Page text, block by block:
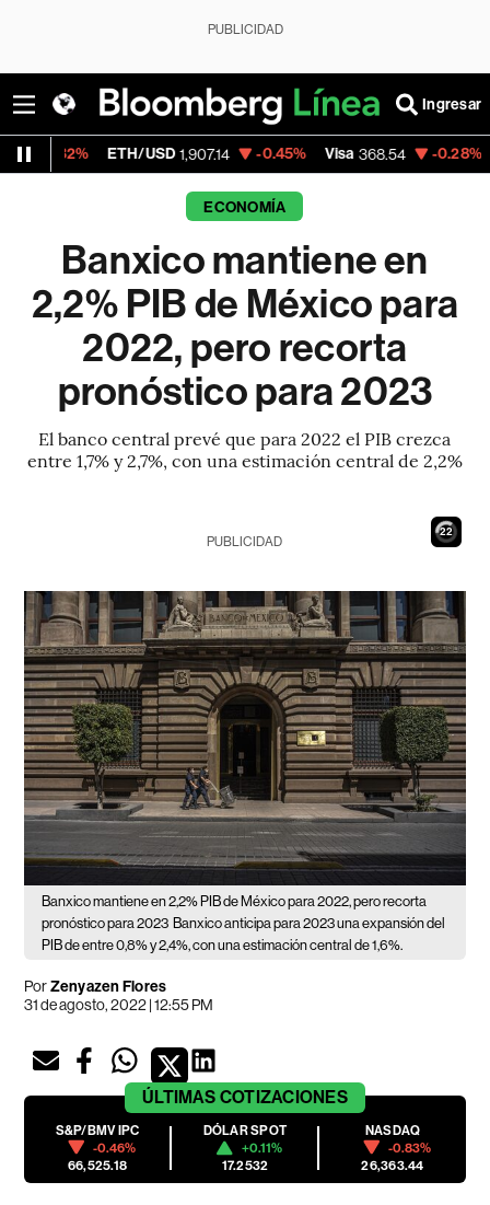
PUBLICIDAD
Ingresar
ETH/USD 1,907.14 -0.45% Visa 368.54 -0.28%
ECONOMÍA
Banxico mantiene en
2,2% PIB de México para
2022, pero recorta
pronóstico para 2023
El banco central prevé que para 2022 el PIB crezca
entre 1,7% y 2,7%, con una estimación central de 2,2%
21
PUBLICIDAD
Banxico mantiene en 2,2% PIB de México para 2022, pero recorta
pronóstico para 2023 Banxico anticipa para 2023 una expansión del
PIB de entre 0,8% y 2,4%, con una estimación central de 1,6%.
PorZenyazen Flores
31 de agosto, 2022 | 12:55 PM
ÚLTIMAS COTIZACIONES
S&P/BMV IPC
-0.46%
66,525.18
DÓLAR SPOT
+0.11%
17.2532
NASDAQ
-0.83%
26,363.44